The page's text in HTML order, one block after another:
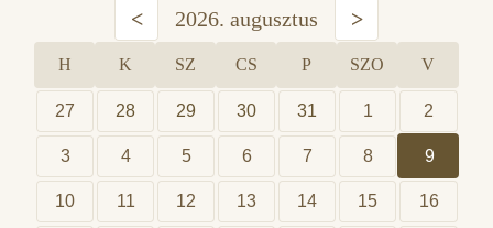
< 2026. augusztus >
H K SZ CS P SZO V
27 28 29 30 31 1 2
3 4 5 6 7 8 9
10 11 12 13 14 15 16